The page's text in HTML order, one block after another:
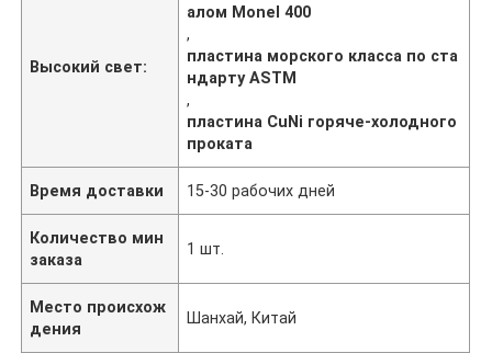
Высокий свет:
алом Monel 400
,
пластина морского класса по ста
ндарту ASTM
,
пластина CuNi горяче-холодного
проката
Время доставки 15-30 рабочих дней
Количество мин
заказа
1 шт.
Место происхож
дения
Шанхай, Китай